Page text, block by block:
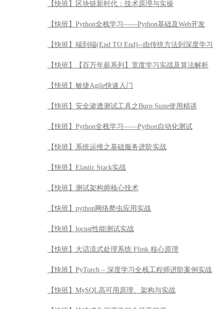
【快班】区块链新时代：技术原理与实操
【快班】Python全栈学习——Python基础及Web开发
【快班】端到端(End TO End)--由传统方法到深度学习
【快班】【百万年薪系列】宽度学习实战及算法解析
【快班】敏捷Agile快速入门
【快班】安全渗透测试工具之Burp Suite使用精讲
【快班】Python全栈学习——Python自动化测试
【快班】系统运维之基础服务进阶实战
【快班】Elastic Stack实战
【快班】测试架构师核心技术
【快班】python网络爬虫应用实战
【快班】locust性能测试实战
【快班】大话流式处理系统 Flink 核心原理
【快班】PyTorch – 深度学习全栈工程师进阶案例实战
【快班】MySQL高可用原理、架构与实战